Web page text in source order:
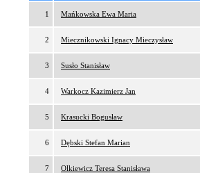
1 Mańkowska Ewa Maria
2 Miecznikowski Ignacy Mieczysław
3 Susło Stanisław
4 Warkocz Kazimierz Jan
5 Krasucki Bogusław
6 Dębski Stefan Marian
7 Olkiewicz Teresa Stanisława